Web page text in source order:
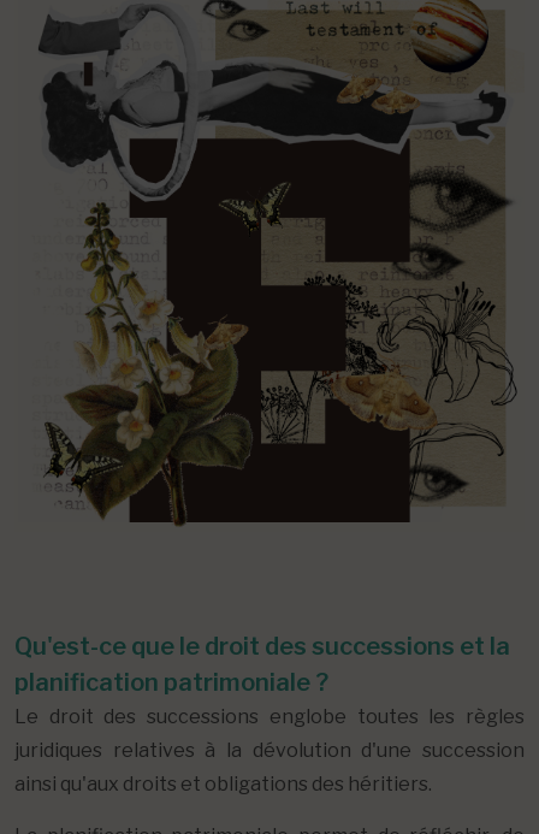
Qu'est-ce que le droit des successions et la
planification patrimoniale ?
Le droit des successions englobe toutes les règles
juridiques relatives à la dévolution d'une succession
ainsi qu'aux droits et obligations des héritiers.